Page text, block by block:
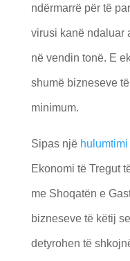
ndërmarrë për të
virusi kanë ndaluar
në vendin tonë. E
shumë bizneseve
minimum.
Sipas një hulumtimi
Ekonomi të Tregut
me Shoqatën e
bizneseve të këtij
detyrohen të